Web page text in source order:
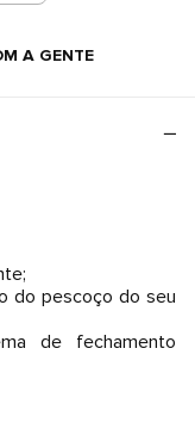
A GENTE
do pescoço do seu
de fechamento